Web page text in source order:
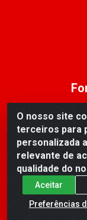
O nosso site
terceiros para
personalizada
relevante de
qualidade do
Aceitar
Preferências
Ricopeças
Rua Alicio
Cambé/PR -